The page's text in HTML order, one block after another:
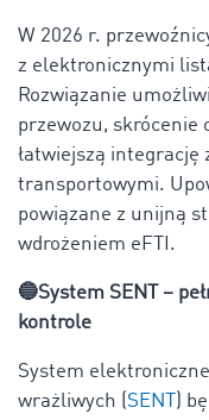
W 2026 r.
z elektronicznymi
Rozwiązanie
przewozu, skrócenie
łatwiejszą
transportowymi.
powiązane z unijną
wdrożeniem eFTI.
🔵System SENT –
kontrole
System
wrażliwych ( SENT
)